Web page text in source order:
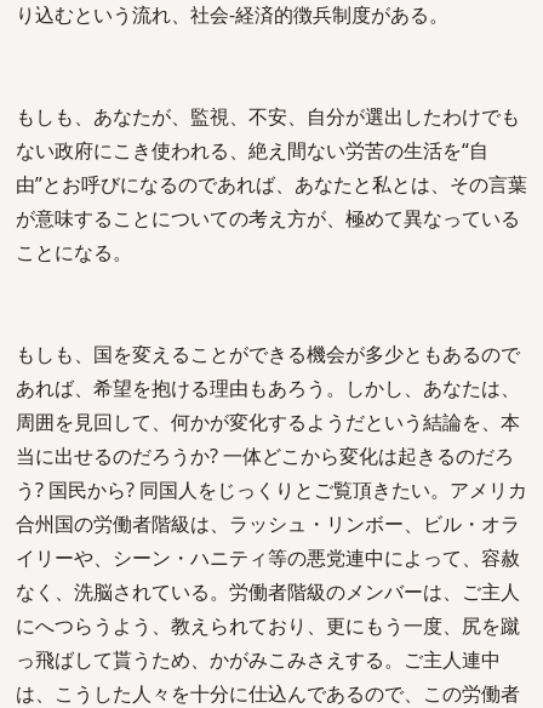
り込むという流れ、社会-経済的徴兵制度がある。
もしも、あなたが、監視、不安、自分が選出したわけでも
ない政府にこき使われる、絶え間ない労苦の生活を“自
由”とお呼びになるのであれば、あなたと私とは、その言葉
が意味することについての考え方が、極めて異なっている
ことになる。
もしも、国を変えることができる機会が多少ともあるので
あれば、希望を抱ける理由もあろう。しかし、あなたは、
周囲を見回して、何かが変化するようだという結論を、本
当に出せるのだろうか? 一体どこから変化は起きるのだろ
う? 国民から? 同国人をじっくりとご覧頂きたい。アメリカ
合州国の労働者階級は、ラッシュ・リンボー、ビル・オラ
イリーや、シーン・ハニティ等の悪党連中によって、容赦
なく、洗脳されている。労働者階級のメンバーは、ご主人
にへつらうよう、教えられており、更にもう一度、尻を蹴
っ飛ばして貰うため、かがみこみさえする。ご主人連中
は、こうした人々を十分に仕込んであるので、この労働者